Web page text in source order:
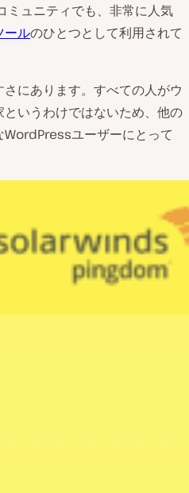
ュニティでも、非常に人気
ールのひとつとして利用されて
にあります。すべての人がウ
いうわけではないため、他の
ユーザーにとって